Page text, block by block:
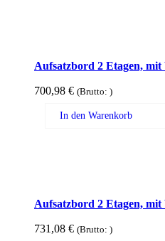
Aufsatzbord 2 Etagen,
700,98 € (Brutto: )
In den Warenkorb
Aufsatzbord 2 Etagen,
731,08 € (Brutto: )